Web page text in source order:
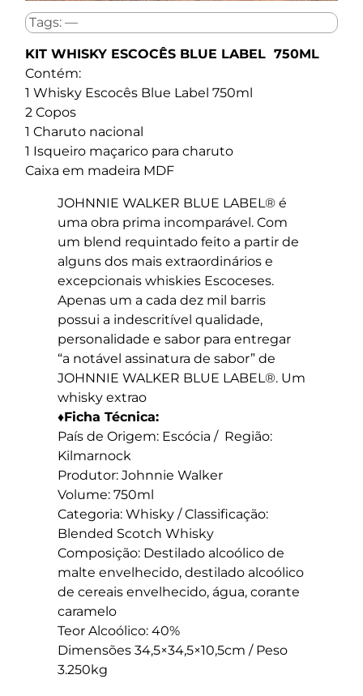
Tags: —
KIT WHISKY ESCOCÊS BLUE LABEL 750ML
Contém:
1 Whisky Escocês Blue Label 750ml
2 Copos
1 Charuto nacional
1 Isqueiro maçarico para charuto
Caixa em madeira MDF
JOHNNIE WALKER BLUE LABEL® é
uma obra prima incomparável. Com
um blend requintado feito a partir de
alguns dos mais extraordinários e
excepcionais whiskies Escoceses.
Apenas um a cada dez mil barris
possui a indescritível qualidade,
personalidade e sabor para entregar
“a notável assinatura de sabor” de
JOHNNIE WALKER BLUE LABEL®. Um
whisky extrao
♦Ficha Técnica:
País de Origem: Escócia / Região:
Kilmarnock
Produtor: Johnnie Walker
Volume: 750ml
Categoria: Whisky / Classificação:
Blended Scotch Whisky
Composição: Destilado alcoólico de
malte envelhecido, destilado alcoólico
de cereais envelhecido, água, corante
caramelo
Teor Alcoólico: 40%
Dimensões 34,5×34,5×10,5cm / Peso
3.250kg